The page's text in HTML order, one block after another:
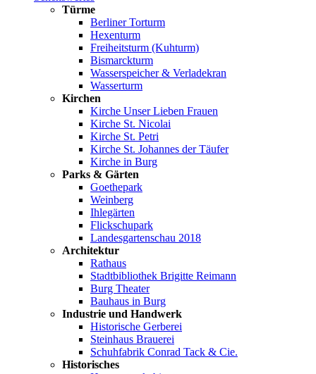
Türme
Berliner Torturm
Hexenturm
Freiheitsturm (Kuhturm)
Bismarckturm
Wasserspeicher & Verladekran
Wasserturm
Kirchen
Kirche Unser Lieben Frauen
Kirche St. Nicolai
Kirche St. Petri
Kirche St. Johannes der Täufer
Kirche in Burg
Parks & Gärten
Goethepark
Weinberg
Ihlegärten
Flickschupark
Landesgartenschau 2018
Architektur
Rathaus
Stadtbibliothek Brigitte Reimann
Burg Theater
Bauhaus in Burg
Industrie und Handwerk
Historische Gerberei
Steinhaus Brauerei
Schuhfabrik Conrad Tack & Cie.
Historisches